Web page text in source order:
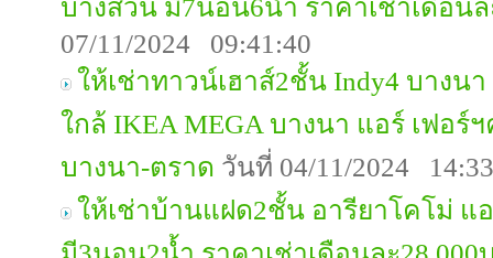
บางส่วน มี7นอน6น้ำ ราคาเช่าเดือนล
07/11/2024 09:41:40
ให้เช่าทาวน์เฮาส์2ชั้น Indy4 บางน
ใกล้ IKEA MEGA บางนา แอร์ เฟอร์
บางนา-ตราด วันที่ 04/11/2024
ให้เช่าบ้านแฝด2ชั้น อารียาโคโม่ แ